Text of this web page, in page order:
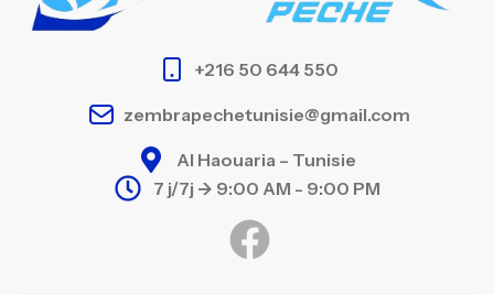
+216 50 644 550
zembrapechetunisie@gmail.com
Al Haouaria – Tunisie
7 j/7j -> 9:00 AM - 9:00 PM